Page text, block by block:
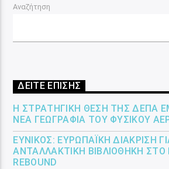
Αναζήτηση
ΔΕΙΤΕ ΕΠΙΣΗΣ
Η ΣΤΡΑΤΗΓΙΚΉ ΘΈΣΗ ΤΗΣ ΔΕΠΑ
ΝΈΑ ΓΕΩΓΡΑΦΊΑ ΤΟΥ ΦΥΣΙΚΟΎ
ΕΎΝΙΚΟΣ: ΕΥΡΩΠΑΪΚΉ ΔΙΆΚΡΙΣΗ
ΑΝΤΑΛΛΑΚΤΙΚΉ ΒΙΒΛΙΟΘΉΚΗ ΣΤΟ
REBOUND